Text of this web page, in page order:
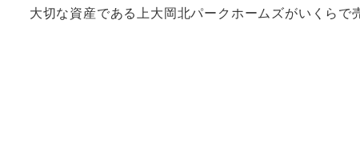
大切な資産である上大岡北パークホームズがいくらで